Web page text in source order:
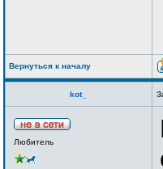
Вернуться к началу
kot_
Любитель